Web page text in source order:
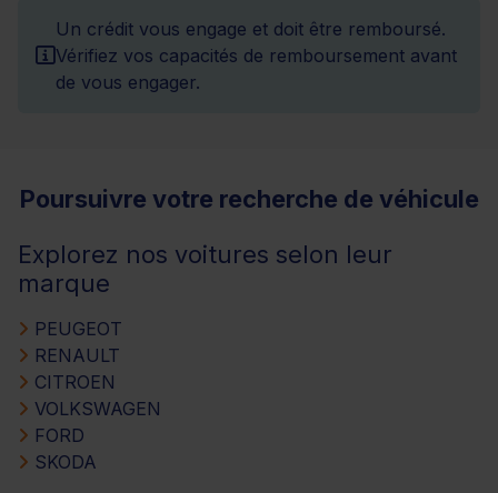
Un crédit vous engage et doit être remboursé.
Vérifiez vos capacités de remboursement avant
de vous engager.
Poursuivre votre recherche de véhicule
Explorez nos voitures selon leur
marque
PEUGEOT
RENAULT
CITROEN
VOLKSWAGEN
FORD
SKODA